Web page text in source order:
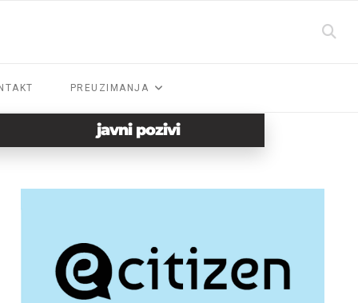
PREUZIMANJA
javni pozivi